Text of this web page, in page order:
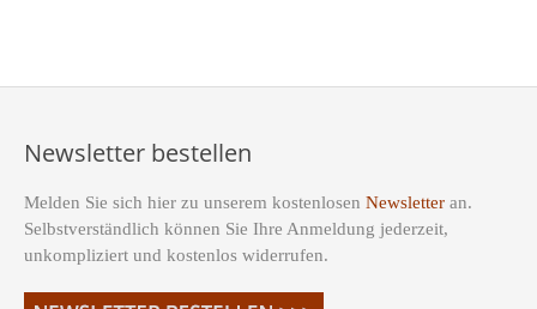
Newsletter bestellen
Melden Sie sich hier zu unserem kostenlosen Newsletter an.
Selbstverständlich können Sie Ihre Anmeldung jederzeit,
unkompliziert und kostenlos widerrufen.